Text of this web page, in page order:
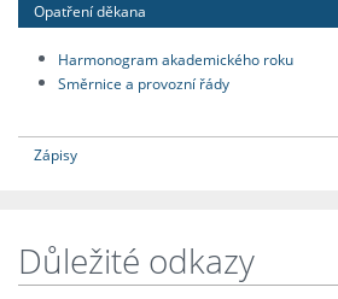
Opatření děkana
Harmonogram akademického roku
Směrnice a provozní řády
Zápisy
Důležité odkazy